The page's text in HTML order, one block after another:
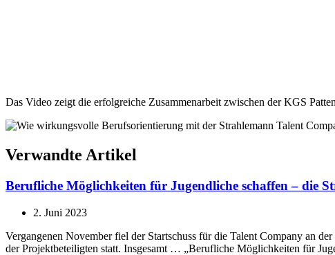
Das Video zeigt die erfolgreiche Zusammenarbeit zwischen der KGS
Verwandte Artikel
Berufliche Möglichkeiten für Jugendliche schaffen – die
2. Juni 2023
Vergangenen November fiel der Startschuss für die Talent Company an
der Projektbeteiligten statt. Insgesamt … „Berufliche Möglichkeiten für